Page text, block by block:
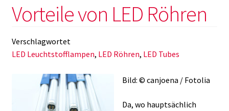
Vorteile von LED Röhren
Verschlagwortet
LED Leuchtstofflampen, LED Röhren, LED Tubes
Bild: © canjoena / Fotolia
Da, wo hauptsächlich